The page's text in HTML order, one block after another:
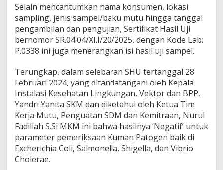
e
a
t
i
f
'
R
i
z
k
i
:
M
n
Selain mencantumkan nama konsumen, lokasi
sampling, jenis sampel/baku mutu hingga tanggal
pengambilan dan pengujian, Sertifikat Hasil Uji
bernomor SR.04.04/XI.I/20/2025, dengan Kode Lab:
P.0338 ini juga menerangkan isi hasil uji sampel.
Terungkap, dalam selebaran SHU tertanggal 28
Februari 2024, yang ditandatangani oleh Kepala
Instalasi Kesehatan Lingkungan, Vektor dan BPP,
Yandri Yanita SKM dan diketahui oleh Ketua Tim
Kerja Mutu, Penguatan SDM dan Kemitraan, Nurul
Fadillah S.Si MKM ini bahwa hasilnya ‘Negatif’ untuk
parameter pemeriksaan Kuman Patogen baik di
Excherichia Coli, Salmonella, Shigella, dan Vibrio
Cholerae.